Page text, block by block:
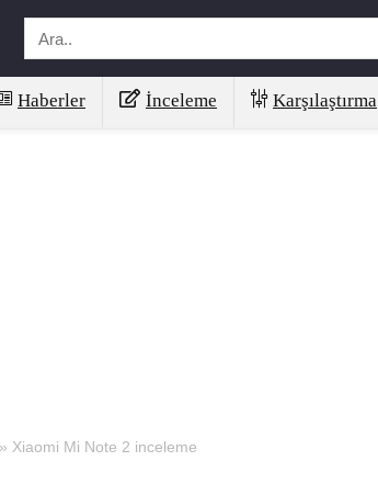
Haberler İnceleme Karşılaştırma
» Xiaomi Mi Note 2 inceleme